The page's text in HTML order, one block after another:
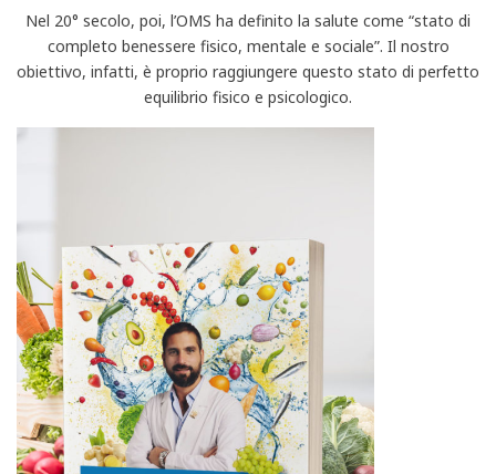
Nel 20° secolo, poi, l’OMS ha definito la salute come “stato di
completo benessere fisico, mentale e sociale”. Il nostro
obiettivo, infatti, è proprio raggiungere questo stato di perfetto
equilibrio fisico e psicologico.